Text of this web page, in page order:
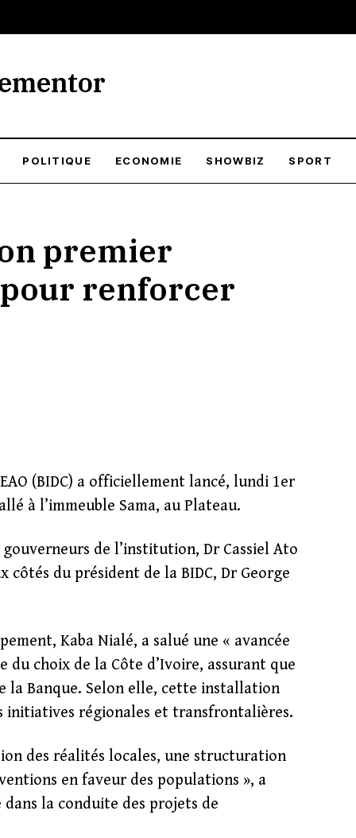
POLITIQUE ECONOMIE SHOWBIZ SPORT
premier
renforcer
(BIDC) a officiellement lancé, lundi 1er
à l’immeuble Sama, au Plateau.
de l’institution, Dr Cassiel Ato
côtés du président de la BIDC, Dr George
Kaba Nialé, a salué une « avancée
choix de la Côte d’Ivoire, assurant que
la Banque. Selon elle, cette installation
initiatives régionales et transfrontalières.
des réalités locales, une structuration
en faveur des populations », a
la conduite des projets de